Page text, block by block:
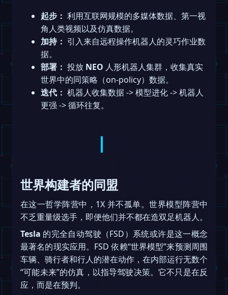
起步： 利用互联网规模的多媒体数据、第一视
角人类视频以及仿真数据。
加持： 引入来自远程操作机器人的灵巧作业数
据。
部署： 投放 NEO 人形机器人集群，收集真实
世界中的同策略（on-policy）数据。
迭代： 机器人收集数据 -> 模型进化 -> 机器人
更强 -> 循环往复。
世界构建者的同盟
在这一哲学阵营中，1X 并不孤单。世界模型阵营中
不乏重量级选手，即便他们并不都在造双足机器人。
Tesla 的完全自动驾驶（FSD）系统或许是这一概念
最著名的现实应用。FSD 依赖“世界模型”来预测周围
车辆、骑行者和行人的潜在动作，在内部运行无数个
“可能未来”的仿真，以指导驾驶决策。它不只是在反
应，而是在预判。